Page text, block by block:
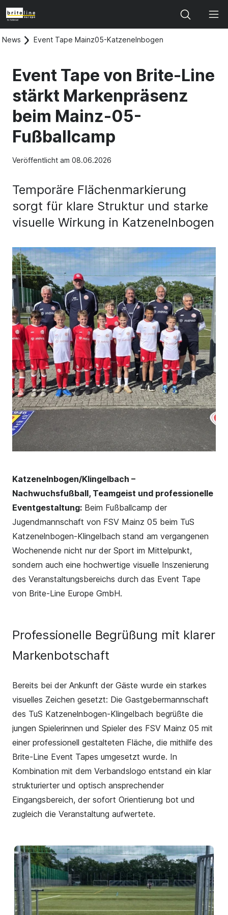
Search
News Event Tape Mainz05-Katzenelnbogen
Event Tape von Brite-Line
stärkt Markenpräsenz
beim Mainz-05-
Fußballcamp
Veröffentlicht am 08.06.2026
Temporäre Flächenmarkierung
sorgt für klare Struktur und starke
visuelle Wirkung in Katzenelnbogen
Katzenelnbogen/Klingelbach –
Nachwuchsfußball, Teamgeist und professionelle
Eventgestaltung: Beim Fußballcamp der
Jugendmannschaft von FSV Mainz 05 beim TuS
Katzenelnbogen-Klingelbach stand am vergangenen
Wochenende nicht nur der Sport im Mittelpunkt,
sondern auch eine hochwertige visuelle Inszenierung
des Veranstaltungsbereichs durch das Event Tape
von Brite-Line Europe GmbH.
Professionelle Begrüßung mit klarer
Markenbotschaft
Bereits bei der Ankunft der Gäste wurde ein starkes
visuelles Zeichen gesetzt: Die Gastgebermannschaft
des TuS Katzenelnbogen-Klingelbach begrüßte die
jungen Spielerinnen und Spieler des FSV Mainz 05 mit
einer professionell gestalteten Fläche, die mithilfe des
Brite-Line Event Tapes umgesetzt wurde. In
Kombination mit dem Verbandslogo entstand ein klar
strukturierter und optisch ansprechender
Eingangsbereich, der sofort Orientierung bot und
zugleich die Veranstaltung aufwertete.